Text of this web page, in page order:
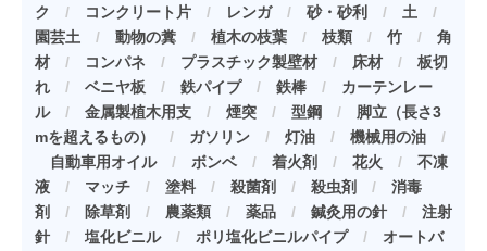
ク
/ コンクリート片 / レンガ/ 砂・砂利 / 土 /
園芸土 / 動物の糞 / 植木の枝葉 / 枝類 / 竹 / 角
材 / コンパネ / プラスチック製壁材 / 床材 / 板切
れ / ベニヤ板 / 鉄パイプ/ 鉄棒 / カーテンレー
ル/ 金属製植木用支 / 煙突 / 型鋼 / 脚立（長さ3
mを超えるもの）
/ ガソリン / 灯油 / 機械用の油 /
自動車用オイル/ ボンベ / 着火剤 / 花火 / 不凍
液 / マッチ / 塗料 / 殺菌剤 / 殺虫剤 / 消毒
剤
/ 除草剤 / 農薬類 / 薬品 / 鍼灸用の針 / 注射
針 / 塩化ビニル/ ポリ塩化ビニルパイプ/ オートバ